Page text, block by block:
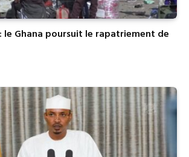
le Ghana poursuit le rapatriement de